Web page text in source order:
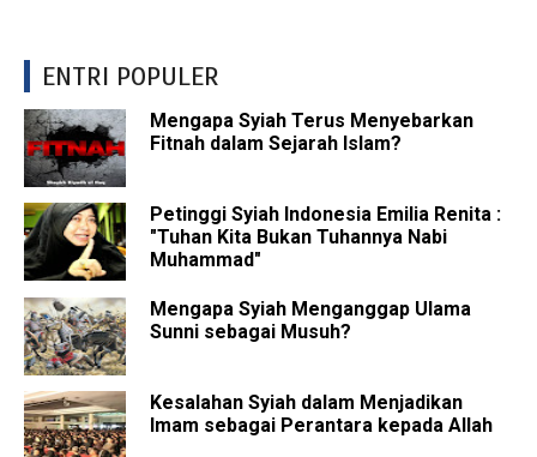
ENTRI POPULER
Mengapa Syiah Terus Menyebarkan
Fitnah dalam Sejarah Islam?
Petinggi Syiah Indonesia Emilia Renita :
"Tuhan Kita Bukan Tuhannya Nabi
Muhammad"
Mengapa Syiah Menganggap Ulama
Sunni sebagai Musuh?
Kesalahan Syiah dalam Menjadikan
Imam sebagai Perantara kepada Allah